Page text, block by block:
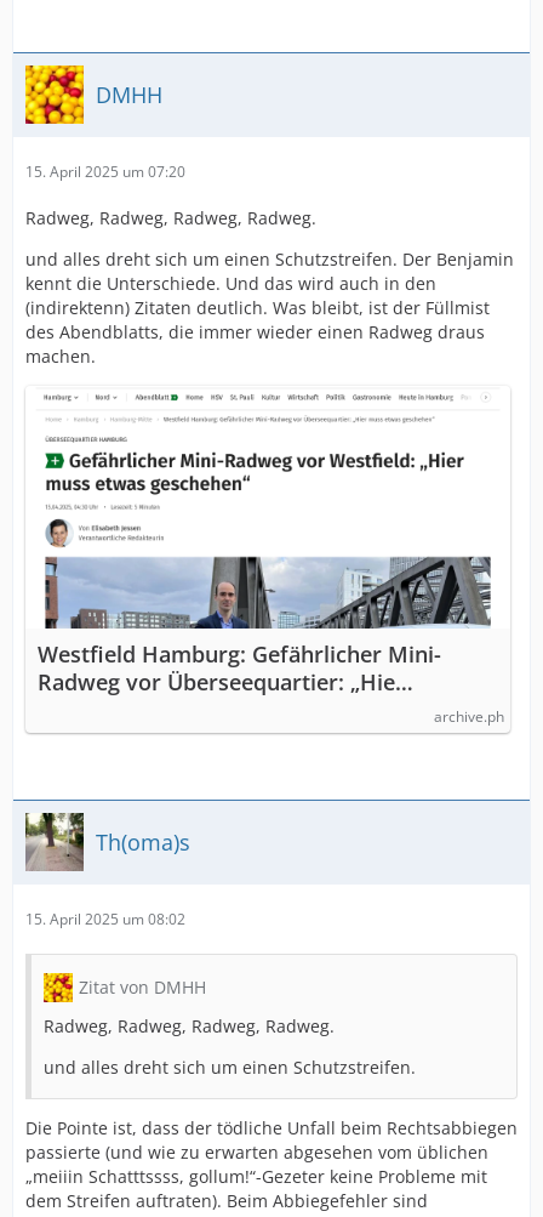
DMHH
15. April 2025 um 07:20
Radweg, Radweg, Radweg, Radweg.
und alles dreht sich um einen Schutzstreifen. Der Benjamin
kennt die Unterschiede. Und das wird auch in den
(indirektenn) Zitaten deutlich. Was bleibt, ist der Füllmist
des Abendblatts, die immer wieder einen Radweg draus
machen.
Westfield Hamburg: Gefährlicher Mini-
Radweg vor Überseequartier: „Hie…
archive.ph
Th(oma)s
15. April 2025 um 08:02
Zitat von DMHH
Radweg, Radweg, Radweg, Radweg.
und alles dreht sich um einen Schutzstreifen.
Die Pointe ist, dass der tödliche Unfall beim Rechtsabbiegen
passierte (und wie zu erwarten abgesehen vom üblichen
„meiiin Schatttssss, gollum!“-Gezeter keine Probleme mit
dem Streifen auftraten). Beim Abbiegefehler sind